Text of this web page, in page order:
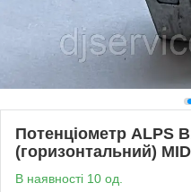
Потенціометр ALPS
(горизонтальний)
В наявності 10 од.